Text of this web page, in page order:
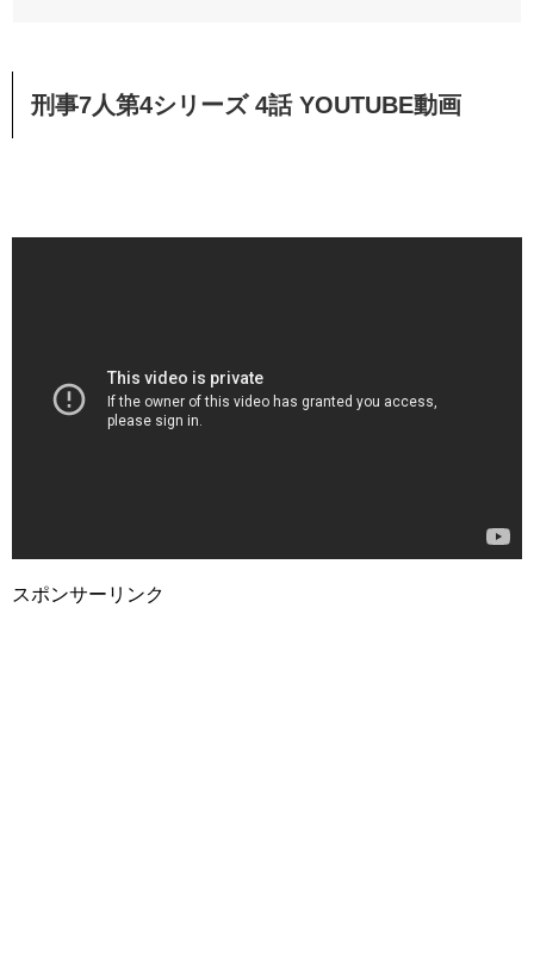
刑事7人第4シリーズ 4話 YOUTUBE動画
スポンサーリンク